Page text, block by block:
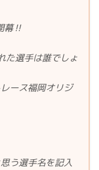
幕‼️
た選手は誰でしょ
ース福岡オリジ
う選手名を記入